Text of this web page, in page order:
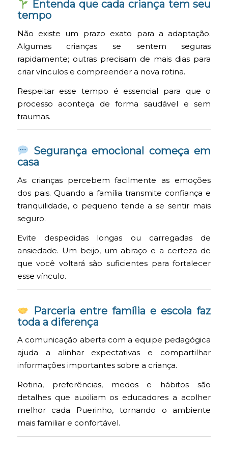
Entenda que cada criança tem seu
tempo
Não existe um prazo exato para a adaptação.
Algumas crianças se sentem seguras
rapidamente; outras precisam de mais dias para
criar vínculos e compreender a nova rotina.
Respeitar esse tempo é essencial para que o
processo aconteça de forma saudável e sem
traumas.
Segurança emocional começa em
casa
As crianças percebem facilmente as emoções
dos pais. Quando a família transmite confiança e
tranquilidade, o pequeno tende a se sentir mais
seguro.
Evite despedidas longas ou carregadas de
ansiedade. Um beijo, um abraço e a certeza de
que você voltará são suficientes para fortalecer
esse vínculo.
Parceria entre família e escola faz
toda a diferença
A comunicação aberta com a equipe pedagógica
ajuda a alinhar expectativas e compartilhar
informações importantes sobre a criança.
Rotina, preferências, medos e hábitos são
detalhes que auxiliam os educadores a acolher
melhor cada Puerinho, tornando o ambiente
mais familiar e confortável.